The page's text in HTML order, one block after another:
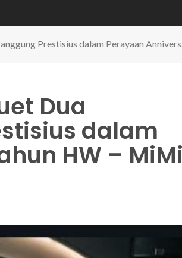
Prestisius dalam Perayaan
Dua
dalam
HW – MiMi